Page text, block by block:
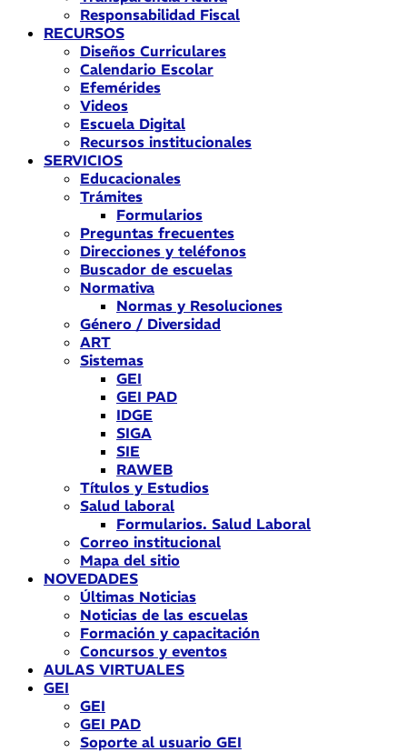
Responsabilidad Fiscal
RECURSOS
Diseños Curriculares
Calendario Escolar
Efemérides
Videos
Escuela Digital
Recursos institucionales
SERVICIOS
Educacionales
Trámites
Formularios
Preguntas frecuentes
Direcciones y teléfonos
Buscador de escuelas
Normativa
Normas y Resoluciones
Género / Diversidad
ART
Sistemas
GEI
GEI PAD
IDGE
SIGA
SIE
RAWEB
Títulos y Estudios
Salud laboral
Formularios. Salud Laboral
Correo institucional
Mapa del sitio
NOVEDADES
Últimas Noticias
Noticias de las escuelas
Formación y capacitación
Concursos y eventos
AULAS VIRTUALES
GEI
GEI
GEI PAD
Soporte al usuario GEI